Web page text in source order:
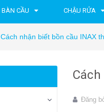
BÀN CẦU CHẬU RỬA
Cách nhận biết bồn cầu INAX
Đăng